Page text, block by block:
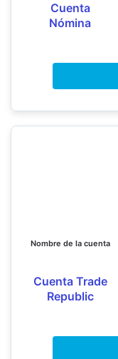
Cuenta
Nómina
Nombre de la cuenta
Cuenta Trade
Republic